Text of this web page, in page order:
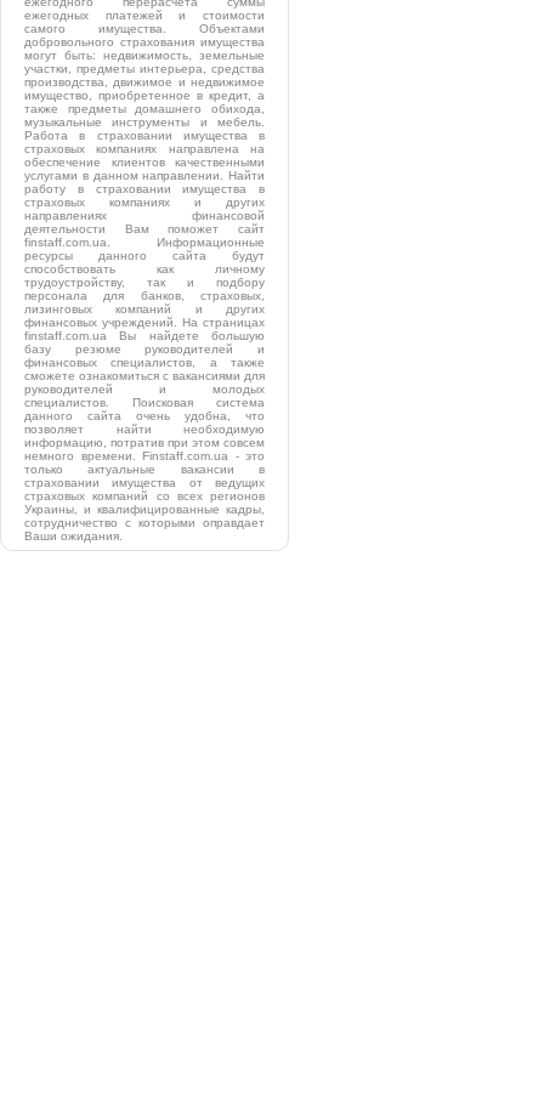
ежегодных платежей и стоимости
самого имущества. Объектами
добровольного страхования имущества
могут быть: недвижимость, земельные
участки, предметы интерьера, средства
производства, движимое и недвижимое
имущество, приобретенное в кредит, а
также предметы домашнего обихода,
музыкальные инструменты и мебель.
Работа в страховании имущества в
страховых компаниях направлена на
обеспечение клиентов качественными
услугами в данном направлении. Найти
работу в страховании имущества в
страховых компаниях и других
направлениях финансовой
деятельности Вам поможет сайт
finstaff.com.ua. Информационные
ресурсы данного сайта будут
способствовать как личному
трудоустройству, так и подбору
персонала для банков, страховых,
лизинговых компаний и других
финансовых учреждений. На страницах
finstaff.com.ua Вы найдете большую
базу резюме руководителей и
финансовых специалистов, а также
сможете ознакомиться с вакансиями для
руководителей и молодых
специалистов. Поисковая система
данного сайта очень удобна, что
позволяет найти необходимую
информацию, потратив при этом совсем
немного времени. Finstaff.com.ua - это
только актуальные вакансии в
страховании имущества от ведущих
страховых компаний со всех регионов
Украины, и квалифицированные кадры,
сотрудничество с которыми оправдает
Ваши ожидания.